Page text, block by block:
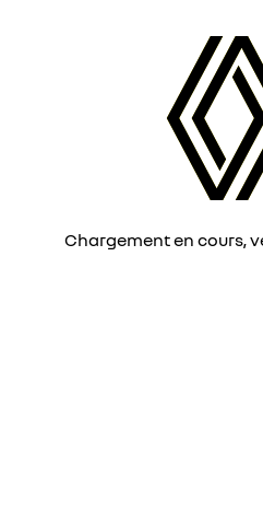
Chargement en cours,